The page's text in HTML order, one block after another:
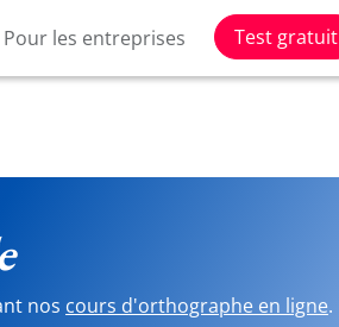
Pour les entreprises Test gratuit
nos cours d'orthographe en ligne.